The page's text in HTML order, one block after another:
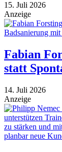
15. Juli 2026
Anzeige
Fabian
statt
14. Juli 2026
Anzeige